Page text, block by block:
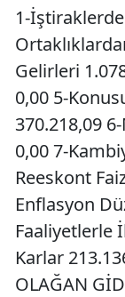
1-
Gelirleri
0,00 5-
370.218,09
0,00 7-
Reeskont
Enflasyon
Faaliyetlerle
Karlar
OLAĞAN